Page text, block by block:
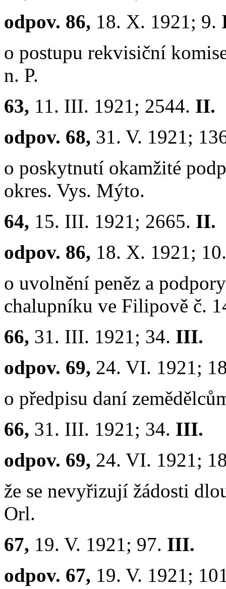
odpov. 86, 18. X. 1921; 9.
o postupu rekvisiční
n. P.
63, 11. III. 1921; 2544. II.
odpov. 68, 31. V. 1921;
o poskytnutí okamžité
okres. Vys. Mýto.
64, 15. III. 1921; 2665. II.
odpov. 86, 18. X. 1921;
o uvolnění peněz a
chalupníku ve Filipově č.
66, 31. III. 1921; 34. III.
odpov. 69, 24. VI. 1921;
o předpisu daní
66, 31. III. 1921; 34. III.
odpov. 69, 24. VI. 1921;
že se nevyřizují žádosti
Orl.
67, 19. V. 1921; 97. III.
odpov. 67, 19. V. 1921;